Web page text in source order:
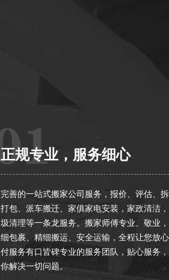
正规专业，服务细心
完善的一站式搬家公司服务，报价、评估、
打包、派车搬迁、家俱家电安装，家政清洁
圾清理等一条龙服务。搬家师傅专业、敬业
细包裹、精细搬运、安全运输，全程让您放
付服务有口皆碑专业的服务团队，贴心服务
你解决一切问题。